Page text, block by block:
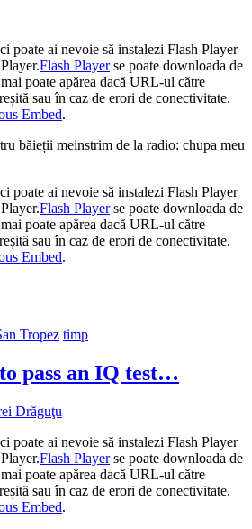
poate ai nevoie să instalezi Flash Player
Flash Playerse poate downloada de
poate apărea dacă URL-ul către
sau în caz de erori de conectivitate.
Embed.
băieții meinstrim de la radio: chupa meu
poate ai nevoie să instalezi Flash Player
Flash Playerse poate downloada de
poate apărea dacă URL-ul către
sau în caz de erori de conectivitate.
Embed.
Tropez timp
pass an IQ test…
Drăguţu
poate ai nevoie să instalezi Flash Player
Flash Playerse poate downloada de
poate apărea dacă URL-ul către
sau în caz de erori de conectivitate.
Embed.